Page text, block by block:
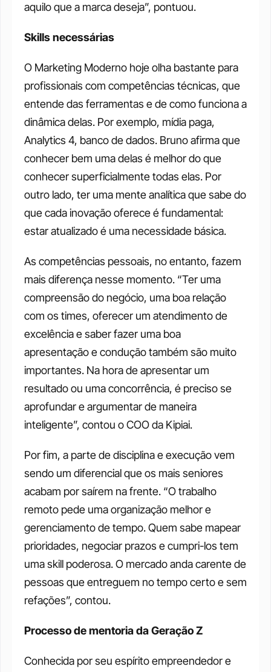
aquilo que a marca deseja”, pontuou.
Skills necessárias
O Marketing Moderno hoje olha bastante para
profissionais com competências técnicas, que
entende das ferramentas e de como funciona a
dinâmica delas. Por exemplo, mídia paga,
Analytics 4, banco de dados. Bruno afirma que
conhecer bem uma delas é melhor do que
conhecer superficialmente todas elas. Por
outro lado, ter uma mente analítica que sabe do
que cada inovação oferece é fundamental:
estar atualizado é uma necessidade básica.
As competências pessoais, no entanto, fazem
mais diferença nesse momento. “Ter uma
compreensão do negócio, uma boa relação
com os times, oferecer um atendimento de
excelência e saber fazer uma boa
apresentação e condução também são muito
importantes. Na hora de apresentar um
resultado ou uma concorrência, é preciso se
aprofundar e argumentar de maneira
inteligente”, contou o COO da Kipiai.
Por fim, a parte de disciplina e execução vem
sendo um diferencial que os mais seniores
acabam por saírem na frente. “O trabalho
remoto pede uma organização melhor e
gerenciamento de tempo. Quem sabe mapear
prioridades, negociar prazos e cumpri-los tem
uma skill poderosa. O mercado anda carente de
pessoas que entreguem no tempo certo e sem
refações”, contou.
Processo de mentoria da Geração Z
Conhecida por seu espírito empreendedor e